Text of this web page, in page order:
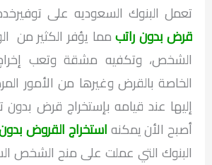
تعمل البنوك السعوديه على
قرض بدون راتبمما يؤفر الكثير من
الشخص، وتكفيه مشقة وتعب إخراج
الخاصة بالقرض وغيرها من الأمور
إليها عند قيامه بإستخراج قرض بدون
أصبح الأن يمكنهاستخراج القروض
البنوك التي عملت على منح الشخص